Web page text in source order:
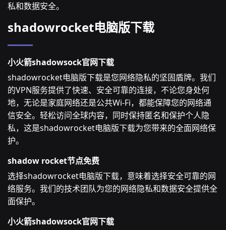
私和数据安全。
shadowrocket电脑版下载
小火箭shadowsock官网下载
shadowrocket电脑版下载是您网络隐私的坚固盾牌。我们
的VPN服务提供了快速、安全可靠的连接，不论您身处何
地，无论是家庭网络还是公共Wi-Fi，都能保障您的网络通
信安全。轻松访问全球内容，同时保持匿名和保护个人隐
私，这是shadowrocket电脑版下载为您带来的全面网络保
护。
shadow rocket节点免费
选择shadowrocket电脑版下载，意味着选择安全可靠的网
络服务。我们的技术团队为您的网络隐私和数据安全提供全
面保护。
小火箭shadowsock官网下载